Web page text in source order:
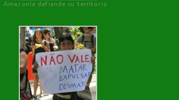
Amazonía defiende su territorio